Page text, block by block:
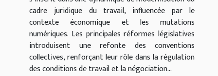
cadre juridique du travail, influencée par le
contexte économique et les mutations
numériques. Les principales réformes législatives
introduisent une refonte des conventions
collectives, renforçant leur rôle dans la régulation
des conditions de travail et la négociation...